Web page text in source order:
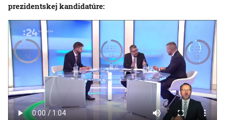
prezidentskej kandidatúre: